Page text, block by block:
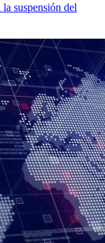
suspensión del